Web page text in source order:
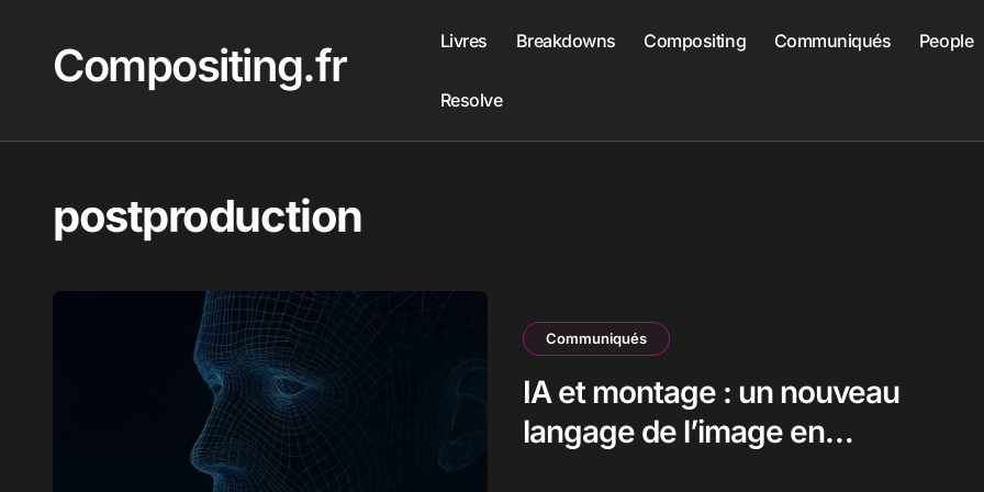
contenuCompositing.fr Livres Breakdowns Compositing Communiqués People
Resolve
postproduction
Communiqués
IA et montage : un nouveau
langage de l’image en